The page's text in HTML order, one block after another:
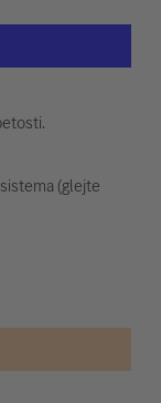
(glejte